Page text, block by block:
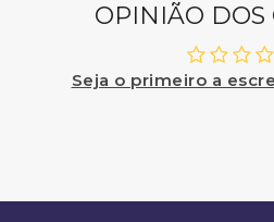
OPINIÃO DOS
Seja o primeiro a